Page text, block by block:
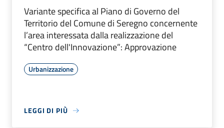
Variante specifica al Piano di Governo del
Territorio del Comune di Seregno concernente
l’area interessata dalla realizzazione del
“Centro dell'Innovazione”: Approvazione
Urbanizzazione
LEGGI DI PIÙ